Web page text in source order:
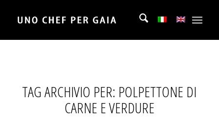
TAG ARCHIVIO PER: POLPETTONE DI
CARNE E VERDURE